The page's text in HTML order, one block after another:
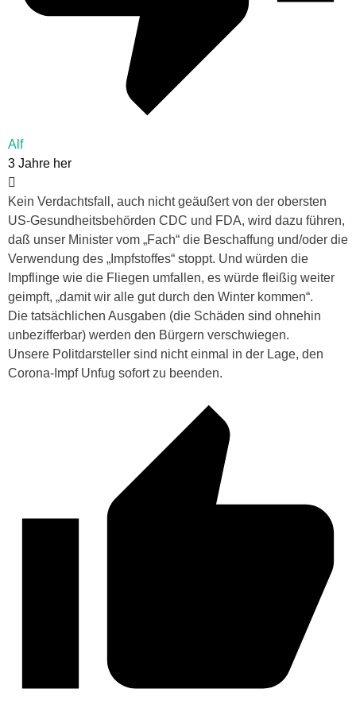
Alf
3 Jahre her
Kein Verdachtsfall, auch nicht geäußert von der obersten
US-Gesundheitsbehörden CDC und FDA, wird dazu führen,
daß unser Minister vom „Fach“ die Beschaffung und/oder die
Verwendung des „Impfstoffes“ stoppt. Und würden die
Impflinge wie die Fliegen umfallen, es würde fleißig weiter
geimpft, „damit wir alle gut durch den Winter kommen“.
Die tatsächlichen Ausgaben (die Schäden sind ohnehin
unbezifferbar) werden den Bürgern verschwiegen.
Unsere Politdarsteller sind nicht einmal in der Lage, den
Corona-Impf Unfug sofort zu beenden.